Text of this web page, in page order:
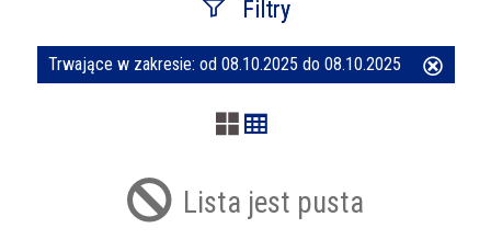
Filtry
Szukana fraza
Trwające w zakresie: od 08.10.2025 do 08.10.2025
Lista jest pusta